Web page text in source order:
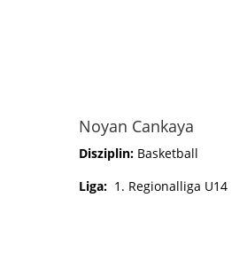
Noyan Cankaya
Disziplin: Basketball
Liga: 1. Regionalliga U14